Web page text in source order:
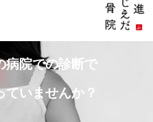
病院での診断で
ていませんか？